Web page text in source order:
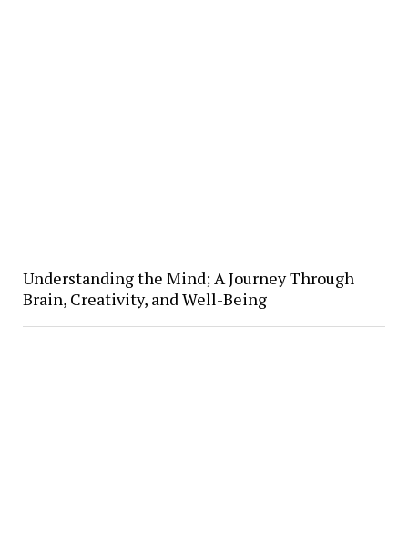
Understanding the Mind; A Journey Through
Brain, Creativity, and Well-Being